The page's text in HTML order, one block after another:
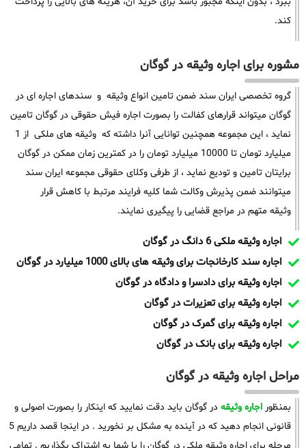
کند.
مشوره برای اجاره وثیقه در گوگان
گروه تخصصی ایران سند ضمن تامین انواع وثیقه و سندهای اجاره ای در
گوگان میتواند قرارهای کفالت را بصورت اجاره فیش حقوقی در گوگان تامین
نماید ، این مجموعه همچنین توانایی آنرا داشته که وثیقه های ملکی از 1
میلیارد تومان تا 10000 میلیارد تومان را در کمترین زمان ممکن در گوگان
برایتان تامین و تودیع نماید ، از طرفی وکلای حقوقی مجموعه ایران سند
میتوانند ضمن پذیرش وکالت شما کلیه فرایند مرتبط با کاهش قرار
وثیقه متهم در مراجع قضایی را پیگیری نمایند.
اجاره وثیقه ملکی 6 دانگ در گوگان
اجاره سند کارخانجات برای وثیقه های بالای 1000 میلیارد در گوگان
اجاره وثیقه برای دادسرا و دادگاه در گوگان
اجاره وثیقه برای تعزیرات در گوگان
اجاره وثیقه برای گمرک در گوگان
اجاره وثیقه برای بانک در گوگان
مراحل اجاره وثیقه در گوگان
بمنظور اجاره وثیقه در گوگان باید دقت نمایید که اینکار را بصورت اصولی و
قانونی انجام دهید که در آینده به مشکل بر نخورید . در اینجا قصد داریم 5